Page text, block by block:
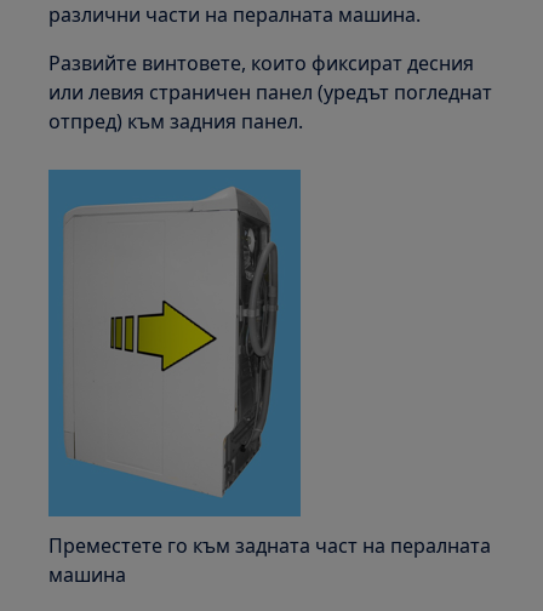
различни части на пералната машина.
Развийте винтовете, които фиксират десния
или левия страничен панел (уредът погледнат
отпред) към задния панел.
Преместете го към задната част на пералната
машина